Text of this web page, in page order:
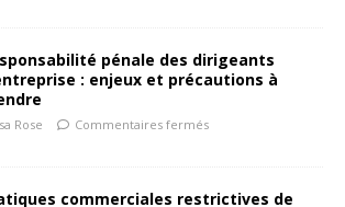
pénale des dirigeants
: enjeux et précautions à
Rose Commentaires fermés
commerciales restrictives de